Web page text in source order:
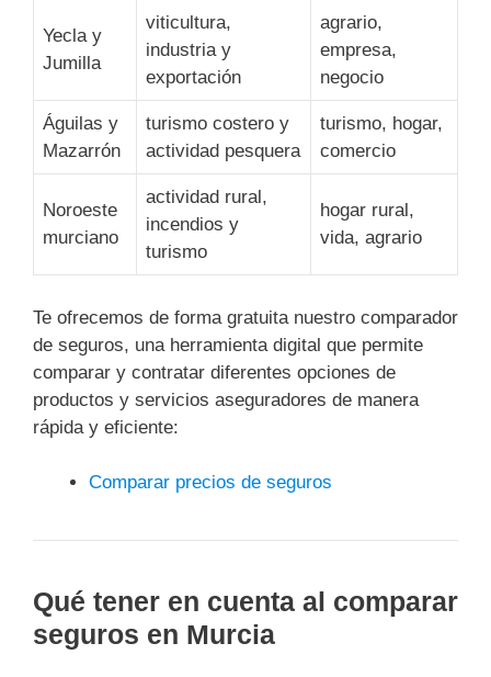
Yecla y
Jumilla
viticultura,
industria y
exportación
agrario,
empresa,
negocio
Águilas y
Mazarrón
turismo costero y
actividad pesquera
turismo, hogar,
comercio
Noroeste
murciano
actividad rural,
incendios y
turismo
hogar rural,
vida, agrario
Te ofrecemos de forma gratuita nuestro comparador
de seguros, una herramienta digital que permite
comparar y contratar diferentes opciones de
productos y servicios aseguradores de manera
rápida y eficiente:
Comparar precios de seguros
Qué tener en cuenta al comparar
seguros en Murcia